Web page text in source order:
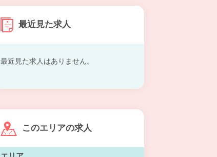
最近見た求人
最近見た求人はありません。
このエリアの求人